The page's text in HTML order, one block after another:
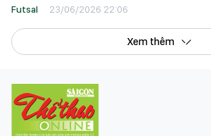
Futsal 23/06/2026 22:06
Xem thêm